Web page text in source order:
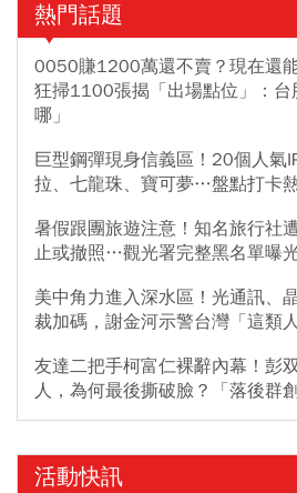
熱門話題
0050賺1200萬還不賣？現在還
狂掃1100張揭「出場點位」：
哪」
巨型鋼彈現身信義區！20個人氣
拉、七龍珠、寶可夢…盤點打卡
暑假跟團旅遊注意！知名旅行社
止或撤照…觀光署完整黑名單曝
美中角力進入深水區！光通訊、
裁加碼，謝金河示警台灣「這類
友達二把手柯富仁裸辭內幕！彭
人，為何最後撕破臉？「落後群
活動快訊